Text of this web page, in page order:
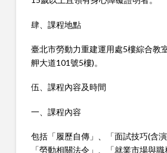
肆、課程地點
臺北市勞動力重建運用處5樓綜合教
舺大道101號5樓)。
伍、課程內容及時間
一、課程內容
包括「履歷自傳」、「面試技巧(含演
「勞動相關法令」、「就業市場與職